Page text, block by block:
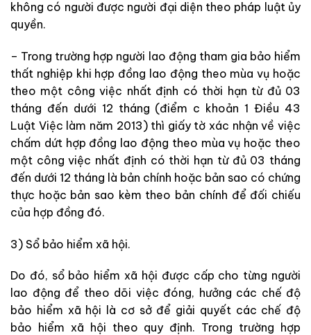
không có người được người đại diện theo pháp luật ủy
quyền.
– Trong trường hợp người lao động tham gia bảo hiểm
thất nghiệp khi hợp đồng lao động theo mùa vụ hoặc
theo một công việc nhất định có thời hạn từ đủ 03
tháng đến dưới 12 tháng (điểm c khoản 1 Điều 43
Luật Việc làm năm 2013) thì giấy tờ xác nhận về việc
chấm dứt hợp đồng lao động theo mùa vụ hoặc theo
một công việc nhất định có thời hạn từ đủ 03 tháng
đến dưới 12 tháng là bản chính hoặc bản sao có chứng
thực hoặc bản sao kèm theo bản chính để đối chiếu
của hợp đồng đó.
3) Sổ bảo hiểm xã hội.
Do đó, sổ bảo hiểm xã hội được cấp cho từng người
lao động để theo dõi việc đóng, hưởng các chế độ
bảo hiểm xã hội là cơ sở để giải quyết các chế độ
bảo hiểm xã hội theo quy định. Trong trường hợp